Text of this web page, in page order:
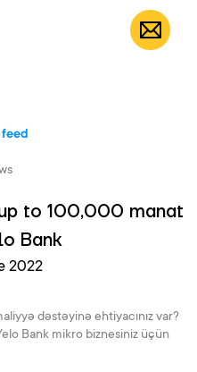
EN
feed
to 100,000 manat
Bank
2022
dəstəyinə ehtiyacınız var?
Bank mikro biznesiniz üçün